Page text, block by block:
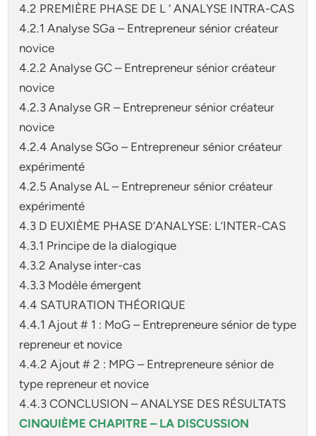
4.2 PREMIÈRE PHASE DE L ‘ ANALYSE INTRA-CAS
4.2.1 Analyse SGa – Entrepreneur sénior créateur
novice
4.2.2 Analyse GC – Entrepreneur sénior créateur
novice
4.2.3 Analyse GR – Entrepreneur sénior créateur
novice
4.2.4 Analyse SGo – Entrepreneur sénior créateur
expérimenté
4.2.5 Analyse AL – Entrepreneur sénior créateur
expérimenté
4.3 D EUXIÈME PHASE D’ANALYSE: L’INTER-CAS
4.3.1 Principe de la dialogique
4.3.2 Analyse inter-cas
4.3.3 Modèle émergent
4.4 SATURATION THÉORIQUE
4.4.1 Ajout # 1 : MoG – Entrepreneure sénior de type
repreneur et novice
4.4.2 Ajout # 2 : MPG – Entrepreneure sénior de
type repreneur et novice
4.4.3 CONCLUSION – ANALYSE DES RÉSULTATS
CINQUIÈME CHAPITRE – LA DISCUSSION